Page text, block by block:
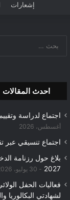
إشعارات
احدث المقالات
اجتماع لدراسة
أغسطس، 2026
اجتماع تنسيقي عبر
2027
30 يوليو، 2026
فعاليات الحفل
لشهادتي البكالوريا